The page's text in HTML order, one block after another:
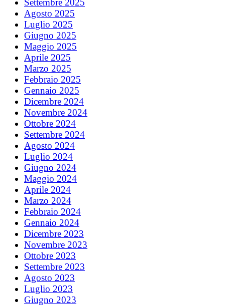
Settembre 2025
Agosto 2025
Luglio 2025
Giugno 2025
Maggio 2025
Aprile 2025
Marzo 2025
Febbraio 2025
Gennaio 2025
Dicembre 2024
Novembre 2024
Ottobre 2024
Settembre 2024
Agosto 2024
Luglio 2024
Giugno 2024
Maggio 2024
Aprile 2024
Marzo 2024
Febbraio 2024
Gennaio 2024
Dicembre 2023
Novembre 2023
Ottobre 2023
Settembre 2023
Agosto 2023
Luglio 2023
Giugno 2023